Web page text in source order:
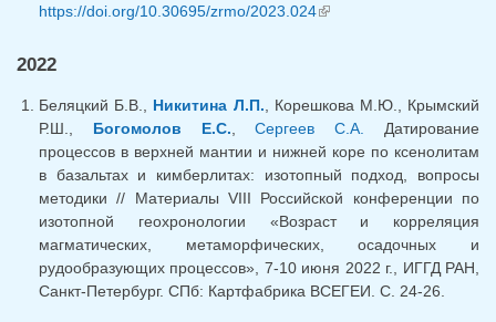
https://doi.org/10.30695/zrmo/2023.024(внешняя ссылка)
2022
Беляцкий Б.В., Никитина Л.П., Корешкова М.Ю., Крымский
Р.Ш., Богомолов Е.С.,Сергеев С.А. Датирование
процессов в верхней мантии и нижней коре по ксенолитам
в базальтах и кимберлитах: изотопный подход, вопросы
методики // Материалы VIII Российской конференции по
изотопной геохронологии «Возраст и корреляция
магматических, метаморфических, осадочных и
рудообразующих процессов», 7-10 июня 2022 г., ИГГД РАН,
Санкт-Петербург. СПб: Картфабрика ВСЕГЕИ. С. 24-26.